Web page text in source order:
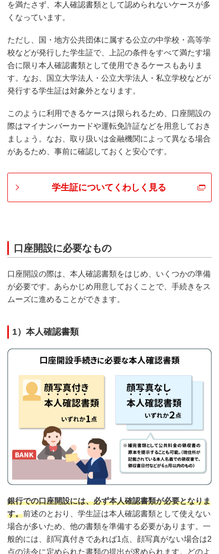
を満たさず、本人確認書類として認められないケースが多
くなっています。
ただし、国・地方公共団体に属する公立の中学校・高等学
校などが発行した学生証で、上記の条件をすべて満たす場
合に限り本人確認書類として使用できるケースもありま
す。なお、国立大学法人・公立大学法人・私立学校などが
発行する学生証は対象外となります。
このように利用できるケースは限られるため、口座開設の
際はマイナンバーカードや運転免許証などを用意しておき
ましょう。なお、取り扱いは金融機関によって異なる場合
があるため、事前に確認しておくと安心です。
学生証についてくわしく見る
口座開設に必要なもの
口座開設の際は、本人確認書類をはじめ、いくつかの準備
が必要です。あらかじめ用意しておくことで、手続きをス
ムーズに進めることができます。
1）本人確認書類
銀行での口座開設には、必ず本人確認書類が必要となりま
す。前述のとおり、学生証は本人確認書類として使えない
場合が多いため、他の書類を準備する必要があります。一
般的には、顔写真付きであれば1点、顔写真がない場合は2
点の法令に定められた書類の提出が求められます。どのよ